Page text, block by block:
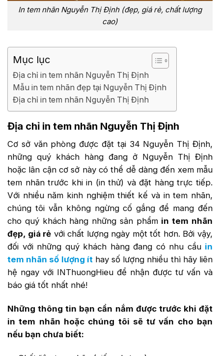
In tem nhãn Nguyễn Thị Định (đẹp, giá rẻ, chất lượng
cao)
Mục lục
Địa chỉ in tem nhãn Nguyễn Thị Định
Mẫu in tem nhãn đẹp tại Nguyễn Thị Định
Địa chỉ in tem nhãn Nguyễn Thị Định
Địa chỉ in tem nhãn Nguyễn Thị Định
Cơ sở văn phòng được đặt tại 34 Nguyễn Thị Định,
những quý khách hàng đang ở Nguyễn Thị Định
hoặc lân cận cơ sở này có thể dễ dàng đến xem mẫu
tem nhãn trước khi in (in thử) và đặt hàng trực tiếp.
Với nhiều năm kinh nghiệm thiết kế và in tem nhãn,
chúng tôi vẫn không ngừng cố gắng để mang đến
cho quý khách hàng những sản phẩm in tem nhãn
đẹp, giá rẻ với chất lượng ngày một tốt hơn. Bởi vậy,
đối với những quý khách hàng đang có nhu cầu in
tem nhãn số lượng íthay số lượng nhiều thì hãy liên
hệ ngay với INThuongHieu để nhận được tư vấn và
báo giá tốt nhất nhé!
Những thông tin bạn cần nắm được trước khi đặt
in tem nhãn hoặc chúng tôi sẽ tư vấn cho bạn
nếu bạn chưa biết: